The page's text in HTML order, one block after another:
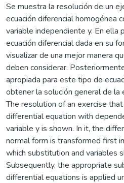
Se muestra la resolución de un
ecuación diferencial homogénea
variable independiente y. En ella
ecuación diferencial dada en su
visualizar de una mejor manera
deben considerar.
apropiada para este tipo de
obtener la solución general de la
The resolution of an exercise
differential equation with
variable y is shown. In it, the
normal form is transformed first
which substitution and variables
Subsequently, the appropriate
differential equations is applied